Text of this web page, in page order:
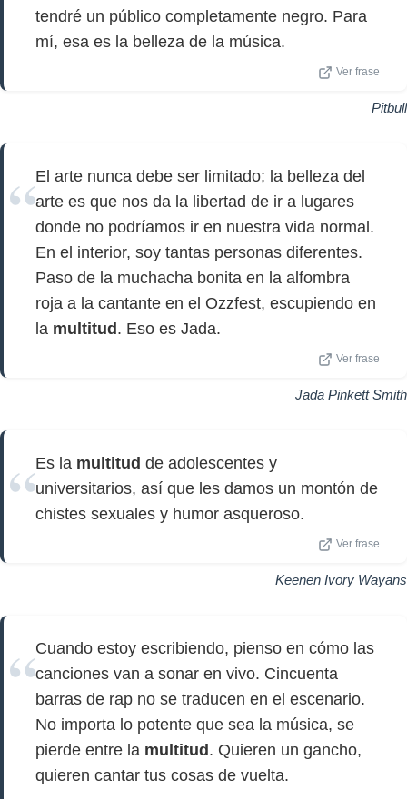
tendré un público completamente negro. Para
mí, esa es la belleza de la música.
Ver frase
Pitbull
El arte nunca debe ser limitado; la belleza del
arte es que nos da la libertad de ir a lugares
donde no podríamos ir en nuestra vida normal.
En el interior, soy tantas personas diferentes.
Paso de la muchacha bonita en la alfombra
roja a la cantante en el Ozzfest, escupiendo en
la multitud . Eso es Jada.
Ver frase
Jada Pinkett Smith
Es la multitud de adolescentes y
universitarios, así que les damos un montón de
chistes sexuales y humor asqueroso.
Ver frase
Keenen Ivory Wayans
Cuando estoy escribiendo, pienso en cómo las
canciones van a sonar en vivo. Cincuenta
barras de rap no se traducen en el escenario.
No importa lo potente que sea la música, se
pierde entre la multitud . Quieren un gancho,
quieren cantar tus cosas de vuelta.